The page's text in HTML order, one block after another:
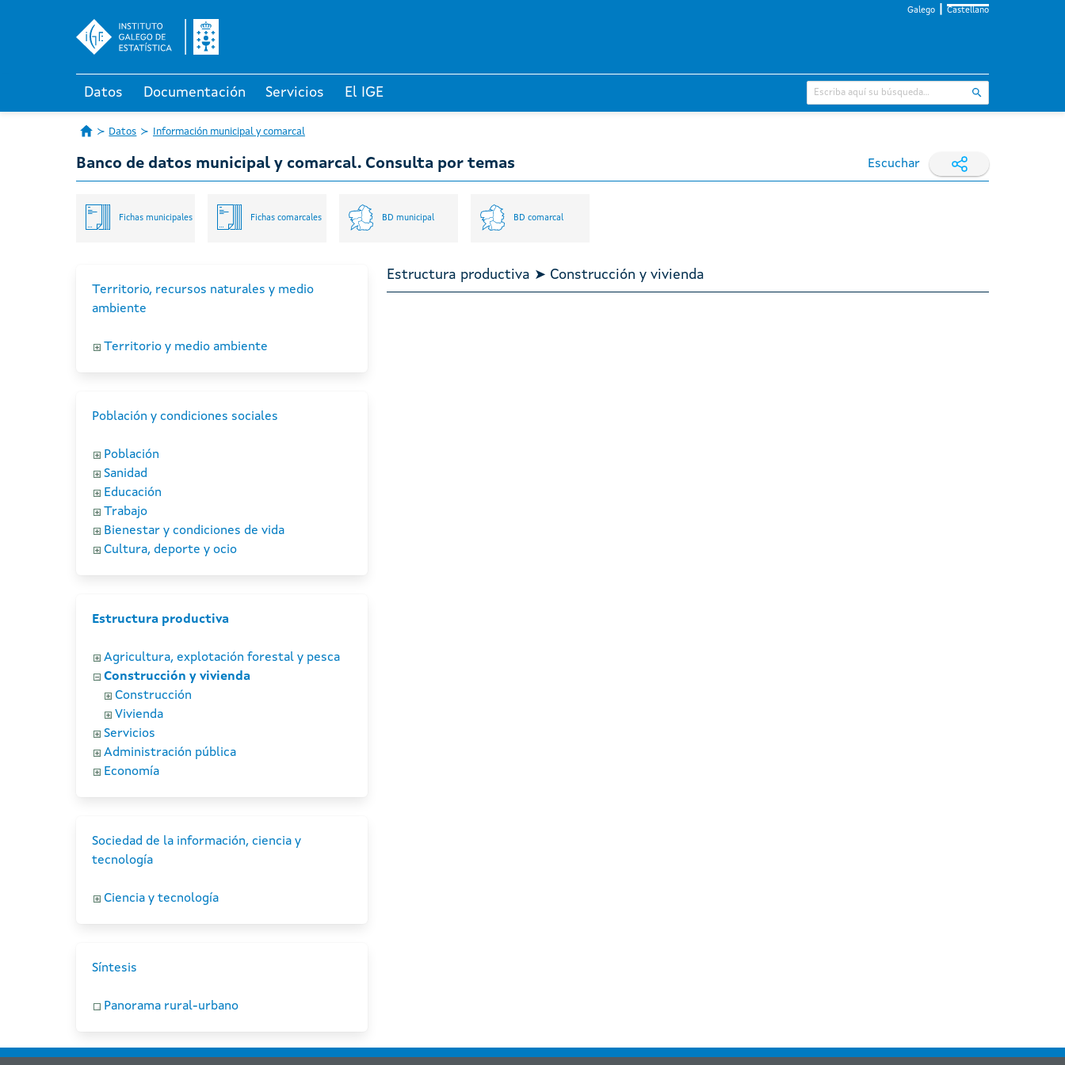
Galego Castellano
Datos Documentación Servicios El IGE
Datos Información municipal y comarcal
Banco de datos municipal y comarcal. Consulta por temas Escuchar
Fichas municipales Fichas comarcales BD municipal BD comarcal
Territorio, recursos naturales y medio
ambiente
Territorio y medio ambiente
Población y condiciones sociales
Población
Sanidad
Educación
Trabajo
Bienestar y condiciones de vida
Cultura, deporte y ocio
Estructura productiva
Agricultura, explotación forestal y pesca
Construcción y vivienda
Construcción
Vivienda
Servicios
Administración pública
Economía
Sociedad de la información, ciencia y
tecnología
Ciencia y tecnología
Síntesis
Panorama rural-urbano
Estructura productiva ➤ Construcción y vivienda